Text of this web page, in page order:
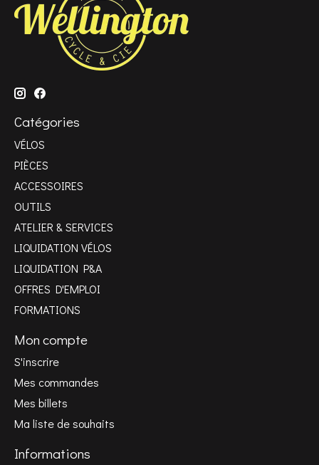
Catégories
VÉLOS
PIÈCES
ACCESSOIRES
OUTILS
ATELIER & SERVICES
LIQUIDATION VÉLOS
LIQUIDATION P&A
OFFRES D'EMPLOI
FORMATIONS
Mon compte
S'inscrire
Mes commandes
Mes billets
Ma liste de souhaits
Informations